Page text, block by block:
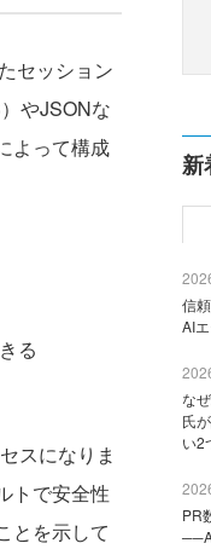
セッション
やJSONな
よって構成
る
スになりま
トで安全性
とを示して
新
信
AI
な
氏
い2
PR